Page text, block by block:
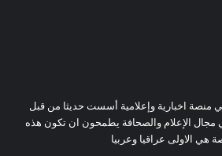
هي منصة اخبارية وإعلامية أسست حديثا من قبل
مجال الإعلام والصحافة يطمحون ان تكون هذه
هي الاولى عراقيا وعربيا